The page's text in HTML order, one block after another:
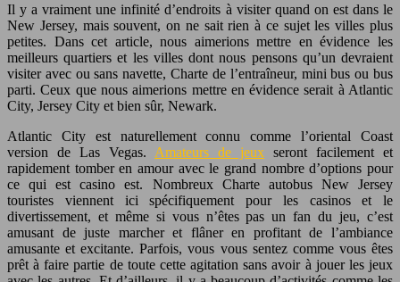
Il y a vraiment une infinité d’endroits à visiter quand on est dans le
New Jersey, mais souvent, on ne sait rien à ce sujet les villes plus
petites. Dans cet article, nous aimerions mettre en évidence les
meilleurs quartiers et les villes dont nous pensons qu’un devraient
visiter avec ou sans navette, Charte de l’entraîneur, mini bus ou bus
parti. Ceux que nous aimerions mettre en évidence serait à Atlantic
City, Jersey City et bien sûr, Newark.
Atlantic City est naturellement connu comme l’oriental Coast
version de Las Vegas. Amateurs de jeux seront facilement et
rapidement tomber en amour avec le grand nombre d’options pour
ce qui est casino est. Nombreux Charte autobus New Jersey
touristes viennent ici spécifiquement pour les casinos et le
divertissement, et même si vous n’êtes pas un fan du jeu, c’est
amusant de juste marcher et flâner en profitant de l’ambiance
amusante et excitante. Parfois, vous vous sentez comme vous êtes
prêt à faire partie de toute cette agitation sans avoir à jouer les jeux